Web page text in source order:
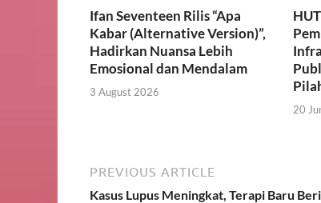
Ifan Seventeen Rilis “Apa
Kabar (Alternative Version)”,
Hadirkan Nuansa Lebih
Emosional dan Mendalam
3 August 2026
20
PREVIOUS ARTICLE
Kasus Lupus Meningkat, Terapi Baru